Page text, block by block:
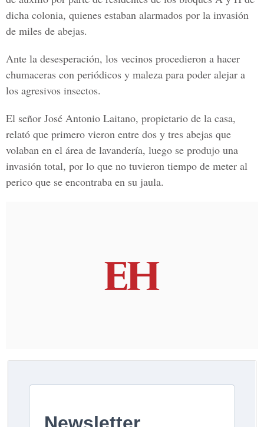
dicha colonia, quienes estaban alarmados por la invasión
de miles de abejas.
Ante la desesperación, los vecinos procedieron a hacer
chumaceras con periódicos y maleza para poder alejar a
los agresivos insectos.
El señor José Antonio Laitano, propietario de la casa,
relató que primero vieron entre dos y tres abejas que
volaban en el área de lavandería, luego se produjo una
invasión total, por lo que no tuvieron tiempo de meter al
perico que se encontraba en su jaula.